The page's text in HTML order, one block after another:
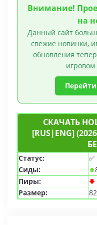
Внимание!
на
Данный сайт
свежие новинки,
обновления
игровом
СКАЧАТЬ
[RUS|ENG]
Статус: ✅
Сиды:
Пиры:
Размер: